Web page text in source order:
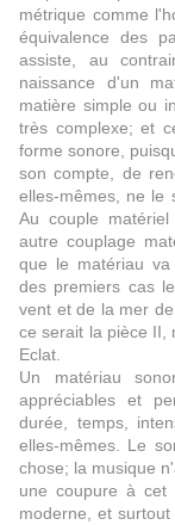
métrique comme
équivalence des
assiste, au
naissance d'un
matière simple ou
très complexe; et
forme sonore,
son compte, de
elles-mêmes, ne le
Au couple
autre couplage
que le matériau va
des premiers cas
vent et de la mer
ce serait la pièce II,
Eclat.
Un matériau
appréciables et
durée, temps,
elles-mêmes. Le
chose; la musique
une coupure à cet
moderne, et